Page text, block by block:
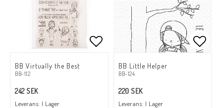
Lägg till i favoritlistan
BB Virtually the Best
BB-112
242 SEK
Leverans: I Lager
BB Little Helper
BB-124
220 SEK
Leverans: I Lager